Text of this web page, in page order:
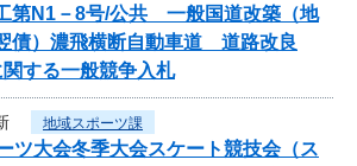
第N1－8号/公共 一般国道改築（地
債）濃飛横断自動車道 道路改良
関する一般競争入札
地域スポーツ課
ツ大会冬季大会スケート競技会（ス